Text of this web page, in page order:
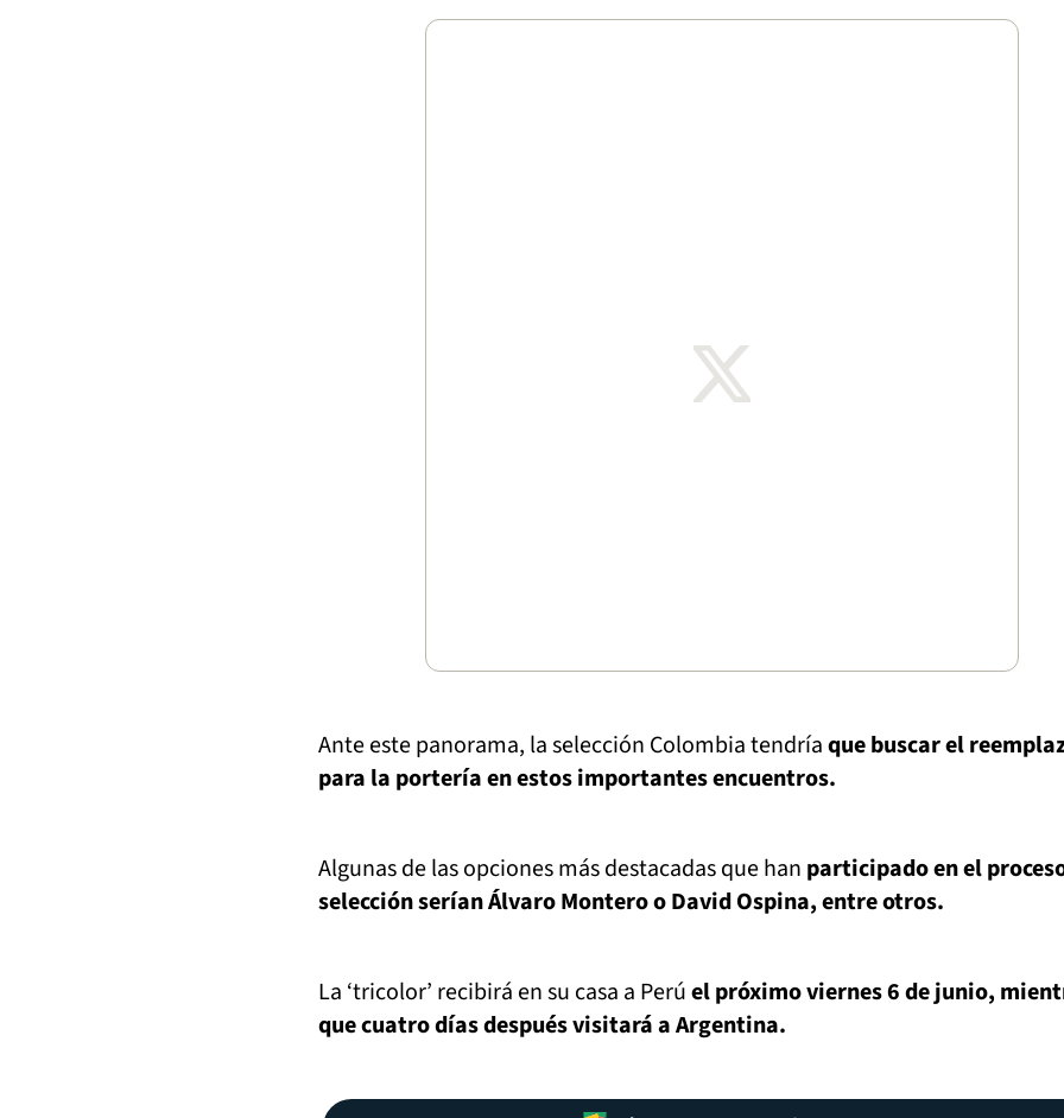
Ante este panorama, la selección Colombia tendríaque buscar el
para la portería en estos importantes encuentros.
Algunas de las opciones más destacadas que han participado en el
selección serían Álvaro Montero o David Ospina, entre otros.
La ‘tricolor’ recibirá en su casa a Perúel próximo viernes 6 de junio,
que cuatro días después visitará a Argentina.